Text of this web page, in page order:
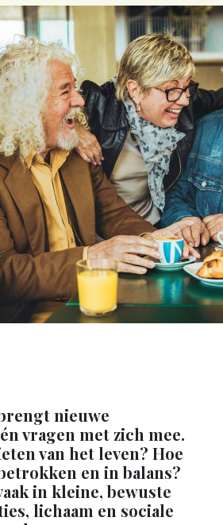
nieuwe
vragen met zich mee.
van het leven? Hoe
en in balans?
in kleine, bewuste
lichaam en sociale